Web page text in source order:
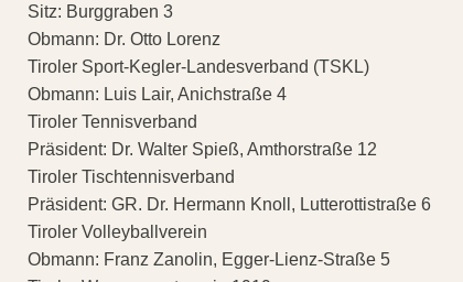
Sitz: Burggraben 3
Obmann: Dr. Otto Lorenz
Tiroler Sport-Kegler-Landesverband (TSKL)
Obmann: Luis Lair, Anichstraße 4
Tiroler Tennisverband
Präsident: Dr. Walter Spieß, Amthorstraße 12
Tiroler Tischtennisverband
Präsident: GR. Dr. Hermann Knoll, Lutterottistraße 6
Tiroler Volleyballverein
Obmann: Franz Zanolin, Egger-Lienz-Straße 5